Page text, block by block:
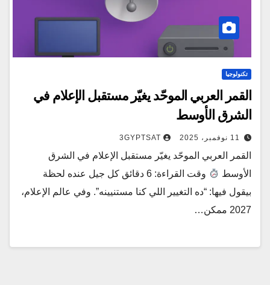
تكنولوجيا
القمر العربي الموحّد يغيّر مستقبل الإعلام في
الشرق الأوسط
11 نوفمبر، 2025 3GYPTSAT
القمر العربي الموحّد يغيّر مستقبل الإعلام في الشرق
الأوسط
وقت القراءة: 6 دقائق كل جيل عنده لحظة
بيقول فيها: “ده التغيير اللي كنا مستنيينه”. وفي عالم الإعلام،
2027 ممكن…